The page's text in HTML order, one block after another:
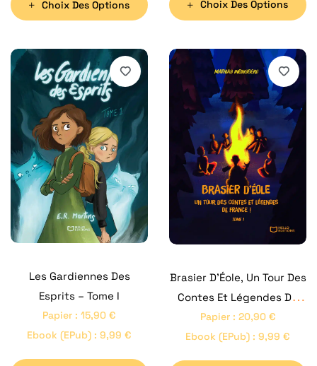
Choix Des Options Choix Des Options
Les Gardiennes Des
Esprits – Tome I
Papier : 15,90 €
Ebook (ePub) : 9,99 €
Brasier D’Éole, Un Tour Des
Contes Et Légendes De
France – Tome I
Papier: 20,90 €
Ebook (ePub) : 9,99 €